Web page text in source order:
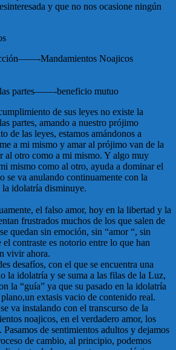
y que no nos ocasione ningún
Mandamientos Noajicos
las partes——-beneficio mutuo
de sus leyes no existe la
partes, amando a nuestro prójimo
de las leyes, estamos amándonos a
a mi mismo y amar al prójimo van de la
al otro como a mi mismo. Y algo muy
mismo como al otro, ayuda a dominar el
se va anulando continuamente con la
idolatría disminuye.
el falso amor, hoy en la libertad y la
frustrados muchos de los que salen de
quedan sin emoción, sin “amor “, sin
contraste es notorio entre lo que han
vivir ahora.
desafíos, con el que se encuentra una
la idolatría y se suma a las filas de la Luz,
la “guía” ya que su pasado en la idolatría
extasis vacio de contenido real.
va instalando con el transcurso de la
noajicos, en el verdadero amor, los
Pasamos de sentimientos adultos y dejamos
de cambio, al principio, podemos